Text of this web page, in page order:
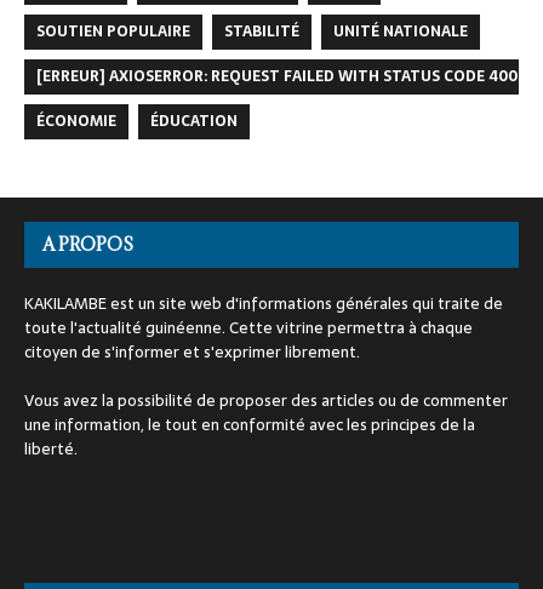
SOUTIEN POPULAIRE
STABILITÉ
UNITÉ NATIONALE
[ERREUR] AXIOSERROR: REQUEST FAILED WITH STATUS CODE 400
ÉCONOMIE
ÉDUCATION
A PROPOS
KAKILAMBE est un site web d'informations générales qui traite de
toute l'actualité guinéenne. Cette vitrine permettra à chaque
citoyen de s'informer et s'exprimer librement.
Vous avez la possibilité de proposer des articles ou de commenter
une information, le tout en conformité avec les principes de la
liberté.